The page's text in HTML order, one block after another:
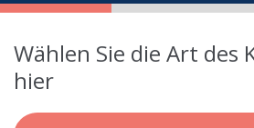
Wählen Sie die Art des
hier